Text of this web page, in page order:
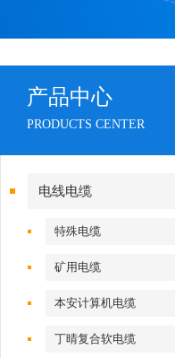
产品中心
PRODUCTS CENTER
电线电缆
特殊电缆
矿用电缆
本安计算机电缆
丁晴复合软电缆